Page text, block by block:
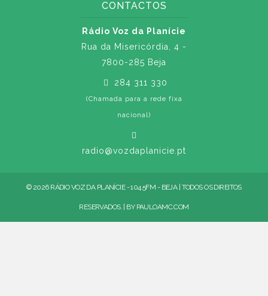
CONTACTOS
Rádio Voz da Planície
Rua da Misericórdia, 4 -
7800-285 Beja
284 311 330
(Chamada para a rede fixa
nacional)
radio@vozdaplanicie.pt
© 2026 RÁDIO VOZ DA PLANÍCIE - 104.5FM - BEJA | TODOS OS DIREITOS
RESERVADOS. | BY PAULOAMC.COM